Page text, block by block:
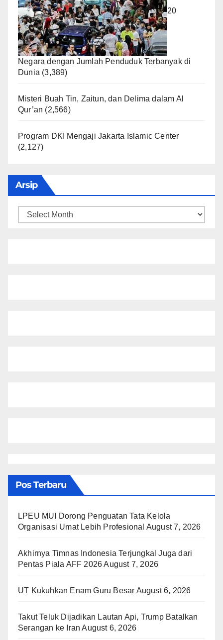
20
Negara dengan Jumlah Penduduk Terbanyak di
Dunia (3,389)
Misteri Buah Tin, Zaitun, dan Delima dalam Al
Qur’an (2,566)
Program DKI Mengaji Jakarta Islamic Center
(2,127)
Arsip
Arsip
Pos Terbaru
LPEU MUI Dorong Penguatan Tata Kelola
Organisasi Umat Lebih Profesional August 7, 2026
Akhirnya Timnas Indonesia Terjungkal Juga dari
Pentas Piala AFF 2026 August 7, 2026
UT Kukuhkan Enam Guru Besar August 6, 2026
Takut Teluk Dijadikan Lautan Api, Trump Batalkan
Serangan ke Iran August 6, 2026